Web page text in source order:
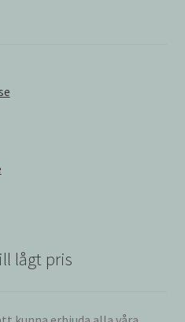
lågt pris